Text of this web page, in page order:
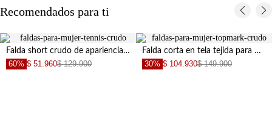
Recomendados para ti
Falda short crudo de apariencia lino para mujer
60% $ 51.960$ 129.900
Falda corta en tela tejida para mujer
30% $ 104.930$ 149.900